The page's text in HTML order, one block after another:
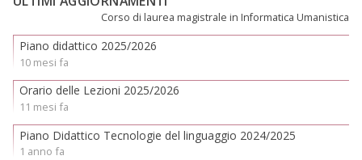
Corso di laurea magistrale in Informatica Umanistica
Piano didattico 2025/2026
10 mesi fa
Orario delle Lezioni 2025/2026
11 mesi fa
Piano Didattico Tecnologie del linguaggio 2024/2025
1 anno fa